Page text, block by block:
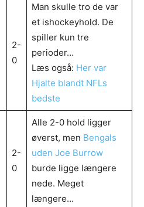
2-
0
Man skulle tro de var
et ishockeyhold. De
spiller kun tre
perioder…
Læs også: Her var
Hjalte blandt NFLs
bedste
2-
0
Alle 2-0 hold ligger
øverst, men Bengals
uden Joe Burrow
burde ligge længere
nede. Meget
længere…